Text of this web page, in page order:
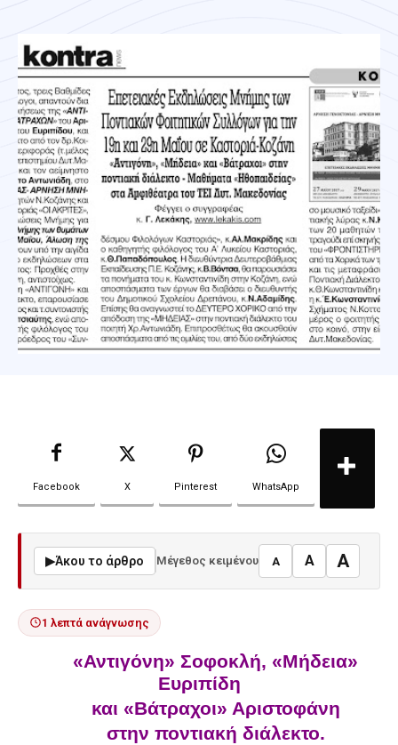
Facebook X Pinterest WhatsApp
▶Άκου το άρθρο Μέγεθος κειμένου A A A
1 λεπτά ανάγνωσης
«Αντιγόνη» Σοφοκλή, «Μήδεια»
Ευριπίδη
και «Βάτραχοι» Αριστοφάνη
στην ποντιακή διάλεκτο.